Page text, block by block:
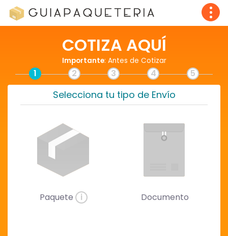
COTIZA AQUÍ
Importante: Antes de Cotizar
1 2 3 4 5
Selecciona tu tipo de Envío
Paquete i Documento